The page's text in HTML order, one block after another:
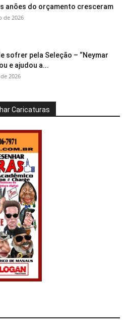
anões do orçamento cresceram
de 2026
sofrer pela Seleção – “Neymar
e ajudou a...
2026
Caricaturas